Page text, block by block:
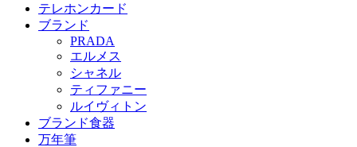
テレホンカード
ブランド
PRADA
エルメス
シャネル
ティファニー
ルイヴィトン
ブランド食器
万年筆